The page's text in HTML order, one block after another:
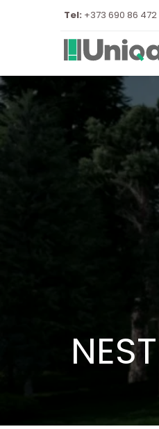
Tel: +373 690 86 472
NEST